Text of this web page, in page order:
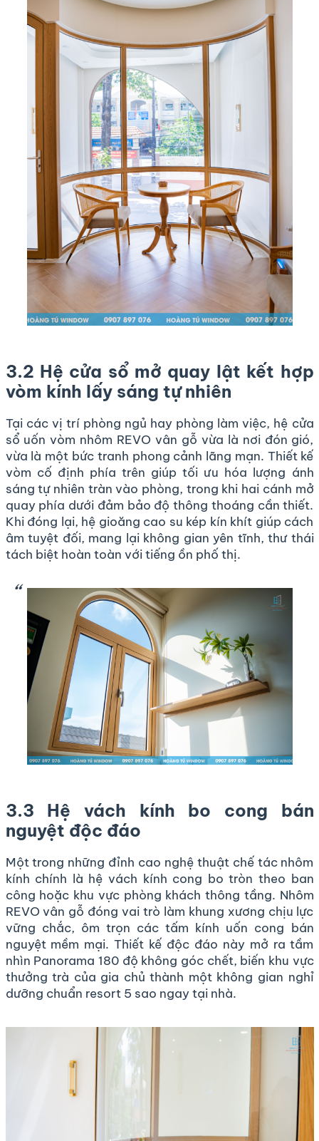
3.2 Hệ cửa sổ mở quay lật kết hợp
vòm kính lấy sáng tự nhiên
Tại các vị trí phòng ngủ hay phòng làm việc, hệ cửa
sổ uốn vòm nhôm REVO vân gỗ vừa là nơi đón gió,
vừa là một bức tranh phong cảnh lãng mạn. Thiết kế
vòm cố định phía trên giúp tối ưu hóa lượng ánh
sáng tự nhiên tràn vào phòng, trong khi hai cánh mở
quay phía dưới đảm bảo độ thông thoáng cần thiết.
Khi đóng lại, hệ gioăng cao su kép kín khít giúp cách
âm tuyệt đối, mang lại không gian yên tĩnh, thư thái
tách biệt hoàn toàn với tiếng ồn phố thị.
3.3 Hệ vách kính bo cong bán
nguyệt độc đáo
Một trong những đỉnh cao nghệ thuật chế tác nhôm
kính chính là hệ vách kính cong bo tròn theo ban
công hoặc khu vực phòng khách thông tầng. Nhôm
REVO vân gỗ đóng vai trò làm khung xương chịu lực
vững chắc, ôm trọn các tấm kính uốn cong bán
nguyệt mềm mại. Thiết kế độc đáo này mở ra tầm
nhìn Panorama 180 độ không góc chết, biến khu vực
thưởng trà của gia chủ thành một không gian nghỉ
dưỡng chuẩn resort 5 sao ngay tại nhà.